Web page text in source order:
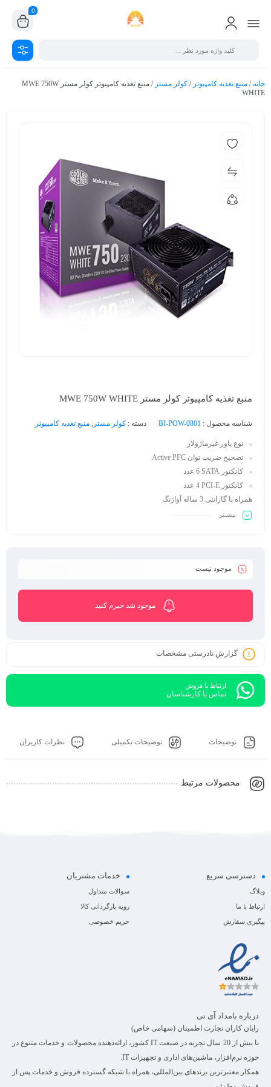
0
خانه/ منبع تغذیه کامپیوتر / کولر مستر
/ منبع تغذیه کامپیوتر کولر مستر MWE 750W
WHITE
منبع تغذیه کامپیوتر کولر مستر MWE 750W WHITE
شناسه محصول : BI-POW-0801 دسته : کولر مستر , منبع تغذیه کامپیوتر
نوع پاور غیر‌ماژولار
تصحیح ضریب توان Active PFC
کانکتور SATA
6 عدد
کانکتور PCI-E
4 عدد
همراه با گارانتی 3 ساله آواژنگ
بیشـتر
موجود نیست
موجود شد خبرم کنید
گزارش نادرستی مشخصات
ارتباط با فروش
تماس با کارشناسان
توضیحات توضیحات تکمیلی نظرات کاربران
محصولات مرتبط
دسترسی سریع
وبلاگ
ارتباط با ما
پیگیری سفارش
خدمات مشتریان
سوالات متداول
رویه بازگردانی کالا
حریم خصوصی
درباره بامداد آی تی
رایان کاران تجارت اطمینان (سهامی خاص)
با بیش از 20 سال تجربه در صنعت IT کشور، ارائه‌دهنده محصولات و خدمات متنوع در
حوزه نرم‌افزار، ماشین‌های اداری و تجهیزات IT.
همکار معتبرترین برندهای بین‌المللی، همراه با شبکه گسترده فروش و خدمات پس از